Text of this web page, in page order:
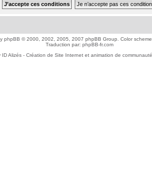
phpBB © 2000, 2002, 2005, 2007 phpBB Group. Color
Traduction par: phpBB-fr.com
ID Alizés - Création de Site Internet et animation de